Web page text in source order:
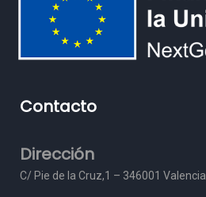
Contacto
Dirección
C/ Pie de la Cruz,1 – 346001 Valencia